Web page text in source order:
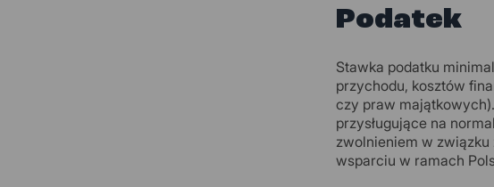
Podatek
Stawka podatku
przychodu, kosztów
czy praw
przysługujące na
zwolnieniem w
wsparciu w ramach